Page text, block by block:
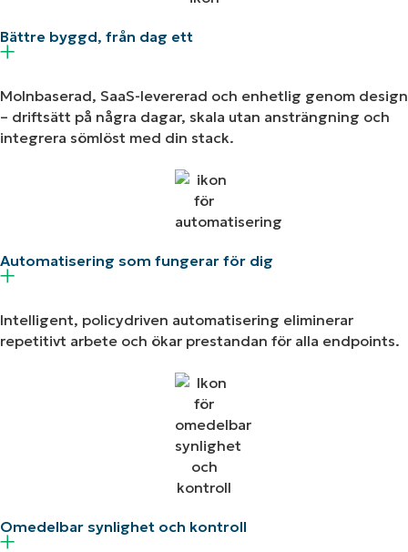
Bättre byggd, från dag ett
Molnbaserad, SaaS-levererad och enhetlig genom design
– driftsätt på några dagar, skala utan ansträngning och
integrera sömlöst med din stack.
Automatisering som fungerar för dig
Intelligent, policydriven automatisering eliminerar
repetitivt arbete och ökar prestandan för alla endpoints.
Omedelbar synlighet och kontroll